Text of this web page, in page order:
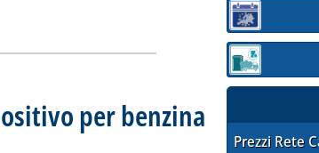
per benzina
Sezione:
Sezione:
Prezzi Rete